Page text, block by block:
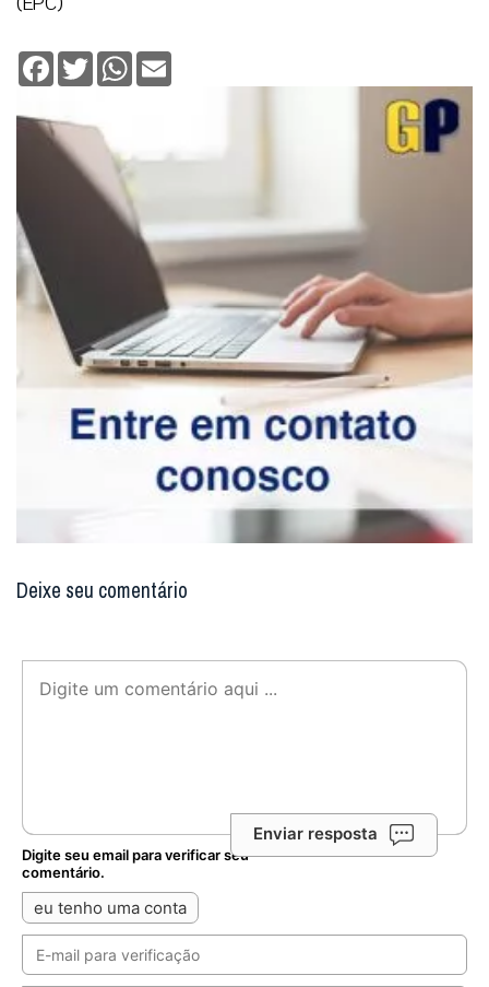
Facebook
TwitterWhatsApp
Deixe seu comentário
Enviar resposta
Digite seu email para verificar seu
comentário.
eu tenho uma conta